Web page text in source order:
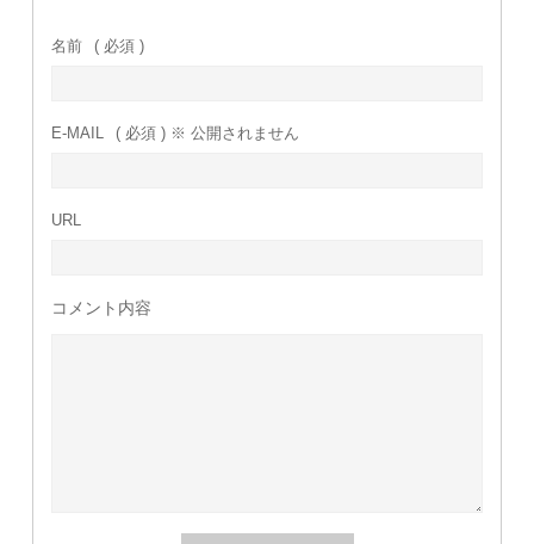
名前 ( 必須 )
E-MAIL ( 必須 ) ※ 公開されません
URL
コメント内容